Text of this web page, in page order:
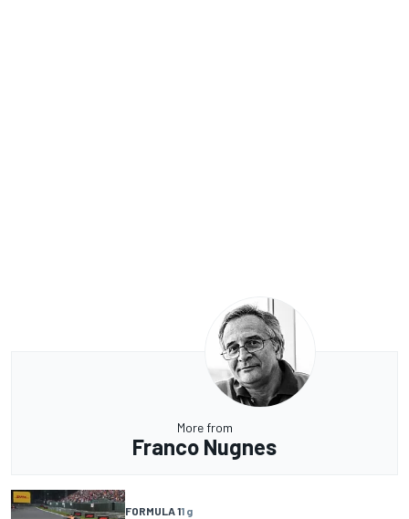
More from
Franco Nugnes
FORMULA 11 g